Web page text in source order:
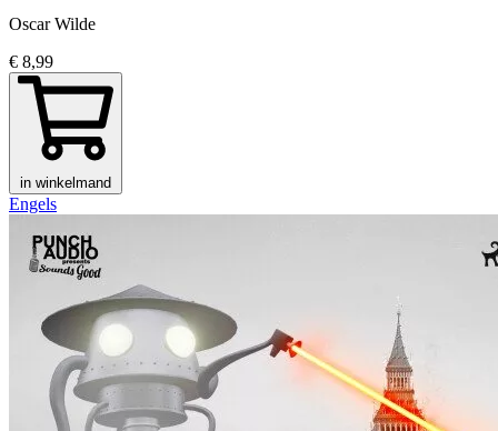
Oscar Wilde
€ 8,99
in winkelmand
Engels